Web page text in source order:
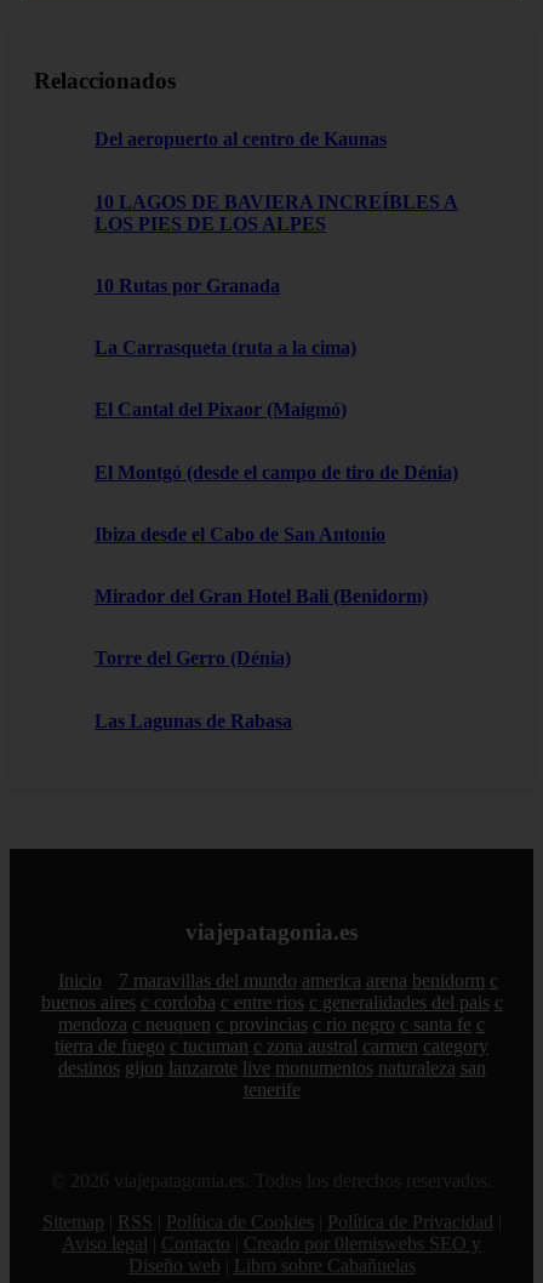
Relaccionados
Del aeropuerto al centro de Kaunas
10 LAGOS DE BAVIERA INCREÍBLES A
LOS PIES DE LOS ALPES
10 Rutas por Granada
La Carrasqueta (ruta a la cima)
El Cantal del Pixaor (Maigmó)
El Montgó (desde el campo de tiro de Dénia)
Ibiza desde el Cabo de San Antonio
Mirador del Gran Hotel Bali (Benidorm)
Torre del Gerro (Dénia)
Las Lagunas de Rabasa
viajepatagonia.es
Inicio 7 maravillas del mundo america arena benidorm c
buenos aires c cordoba c entre rios c generalidades del pais c
mendoza c neuquen c provincias c rio negro c santa fe c
tierra de fuego c tucuman c zona austral carmen category
destinos gijon lanzarote live monumentos naturaleza san
tenerife
© 2026 viajepatagonia.es. Todos los derechos reservados.
Sitemap
RSS Política de Cookies Política de Privacidad
Aviso legal
Contacto
Creado por 0lemiswebs SEO y
Diseño web
Libro sobre Cabañuelas